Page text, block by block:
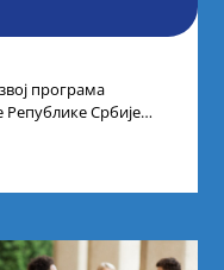
програма
Србије